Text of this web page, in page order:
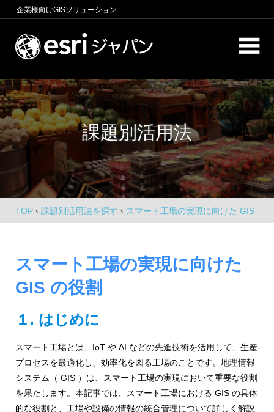
ン
へ
ス
キ
ッ
プ
企業様向けGISソリューション
ー
シ
ョ
ン
イ
ン
テ
ジ
ス・
位
置
商
圏
分
析、
エ
ー
ケ
テ
グ、
境
析、
SCM、
リ
ス
ク
対
策、
ジ
課題別活用法
TOP › 課題別活用法を探す › スマート工場の実現に向けた GIS
の役割
スマート工場の実現に向けた
GIS の役割
１. はじめに
スマート工場とは、IoT や AI などの先進技術を活用して、生産
プロセスを最適化し、効率化を図る工場のことです。地理情報
システム（ GIS ）は、スマート工場の実現において重要な役割
を果たします。本記事では、スマート工場における GIS の具体
的な役割と、工場や設備の情報の統合管理について詳しく解説